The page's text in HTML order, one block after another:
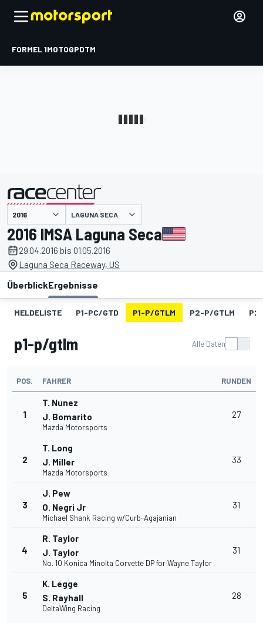
FORMEL 1MOTOGPDTM
LAGUNA SECA
2016 IMSA Laguna Seca
29.04.2016 bis 01.05.2016
Laguna Seca Raceway, US
ÜberblickErgebnisse
MELDELISTE P1-PC/GTD P1-P/GTLM P2-P/GTLM
p1-p/gtlm Alle Daten
POS. FAHRER RUNDEN
1
T. Nunez
J. Bomarito
Mazda Motorsports
27
2
T. Long
J. Miller
Mazda Motorsports
33
3
J. Pew
O. Negri Jr
Michael Shank Racing w/Curb-Agajanian
31
4
R. Taylor
J. Taylor
No. 10 Konica Minolta Corvette DP for Wayne Taylor
31
5
K. Legge
S. Rayhall
DeltaWing Racing
28